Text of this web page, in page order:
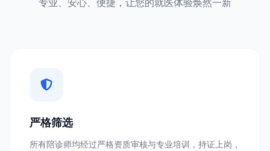
严格筛选
所有陪诊师均经过严格资质审核与专业培训，持证上岗，